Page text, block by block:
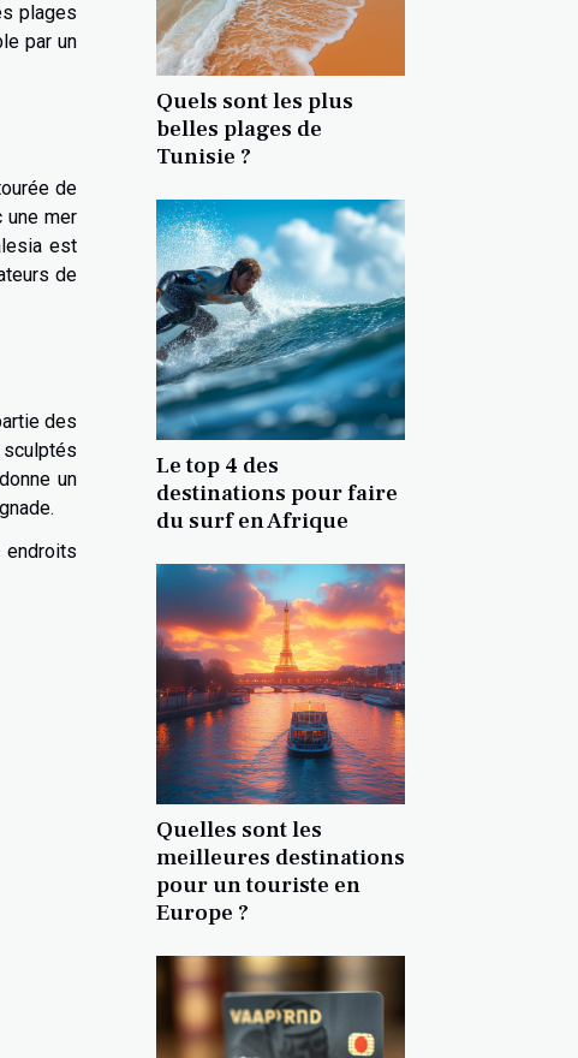
plages
par un
de
une mer
est
de
des
un
Quels sont les plus
belles plages de
Tunisie ?
Le top 4 des
destinations pour faire
du surf en Afrique
Quelles sont les
meilleures destinations
pour un touriste en
Europe ?